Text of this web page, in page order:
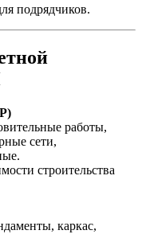
подрядчиков.
работы,
сети,
строительства
каркас,